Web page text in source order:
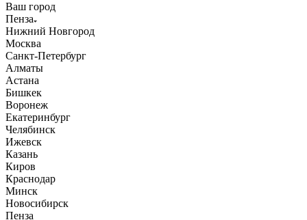
Ваш город
Пенза
Нижний Новгород
Москва
Санкт-Петербург
Алматы
Астана
Бишкек
Воронеж
Екатеринбург
Челябинск
Ижевск
Казань
Киров
Краснодар
Минск
Новосибирск
Пенза